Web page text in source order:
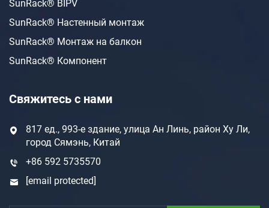
SunRack® BIPV
SunRack® Настенный монтаж
SunRack® Монтаж на балкон
SunRack® Компонент
Свяжитесь с нами
817 ед., 993-е здание, улица Ан Линь, район Ху Ли,
город Сямэнь, Китай
+86 592 5735570
[email protected]